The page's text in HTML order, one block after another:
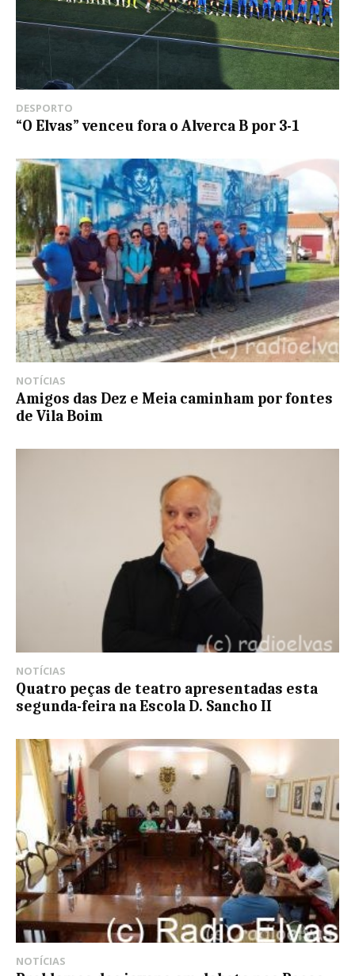
DESPORTO
“O Elvas” venceu fora o Alverca B por 3-1
NOTÍCIAS
Amigos das Dez e Meia caminham por fontes
de Vila Boim
NOTÍCIAS
Quatro peças de teatro apresentadas esta
segunda-feira na Escola D. Sancho II
NOTÍCIAS